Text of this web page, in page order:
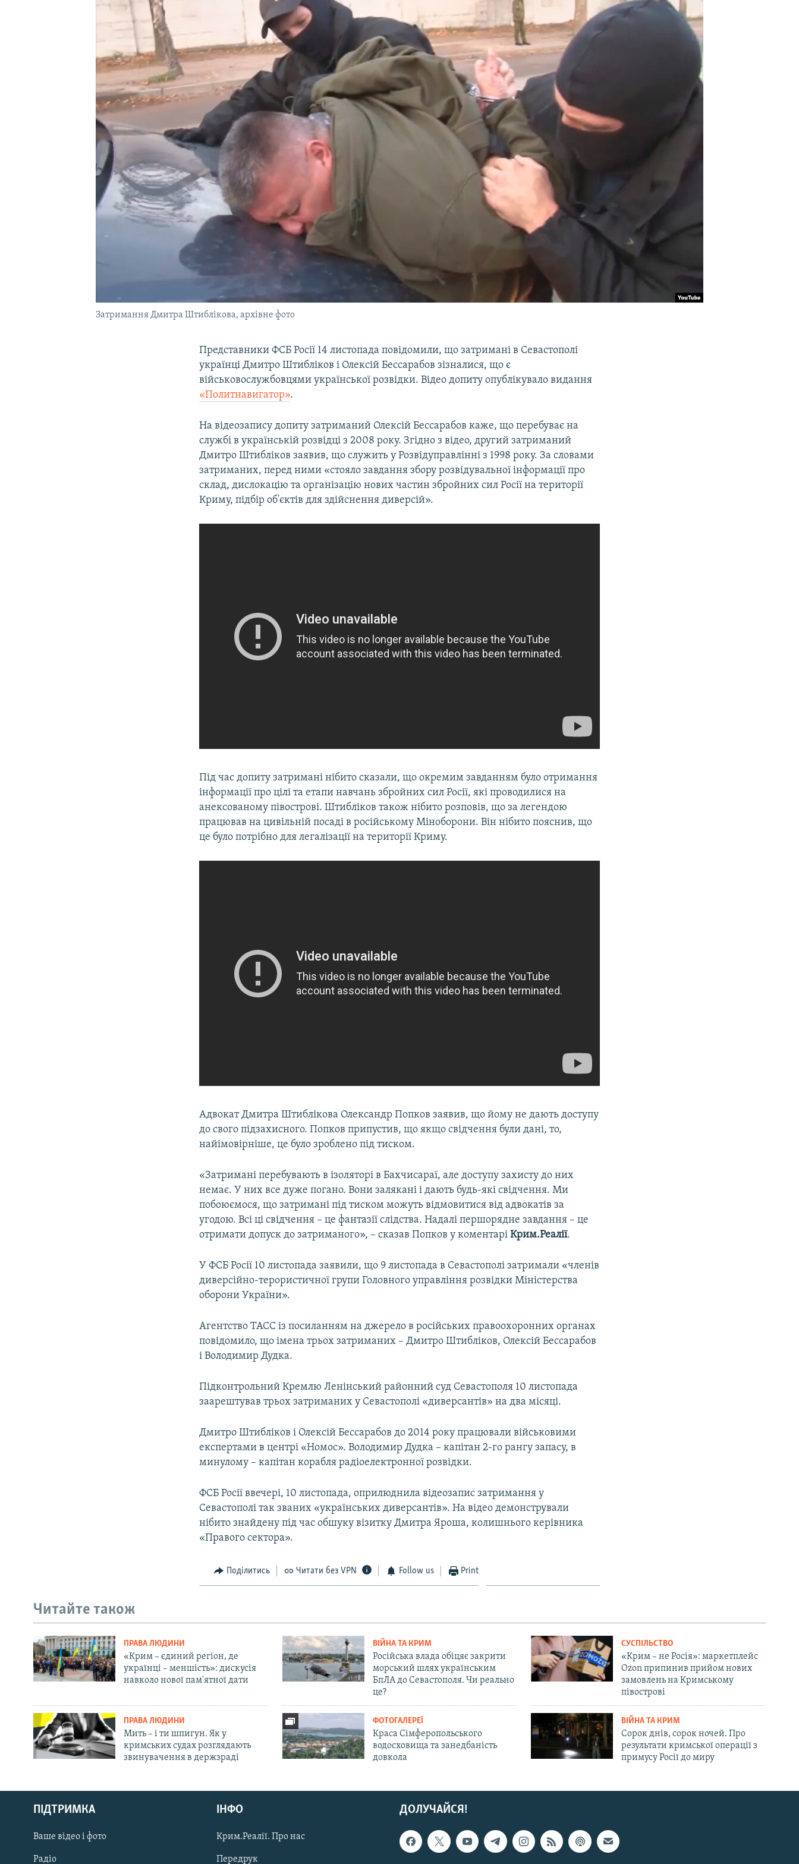
Русский
Qırımtatar
ДОЛУЧАЙСЯ!
Затримання Дмитра Штиблікова, архівне фото
Представники ФСБ Росії 14 листопада повідомили, що затримані в Севастополі
українці Дмитро Штибліков і Олексій Бессарабов зізналися, що є
військовослужбовцями української розвідки. Відео допиту опублікувало видання
«Политнавигатор».
На відеозапису допиту затриманий Олексій Бессарабов каже, що перебуває на
службі в українській розвідці з 2008 року. Згідно з відео, другий затриманий
Дмитро Штибліков заявив, що служить у Розвідуправлінні з 1998 року. За словами
затриманих, перед ними «стояло завдання збору розвідувальної інформації про
склад, дислокацію та організацію нових частин збройних сил Росії на території
Криму, підбір об'єктів для здійснення диверсій».
Під час допиту затримані нібито сказали, що окремим завданням було отримання
інформації про цілі та етапи навчань збройних сил Росії, які проводилися на
анексованому півострові. Штибліков також нібито розповів, що за легендою
працював на цивільній посаді в російському Міноборони. Він нібито пояснив, що
це було потрібно для легалізації на території Криму.
Адвокат Дмитра Штиблікова Олександр Попков заявив, що йому не дають доступу
до свого підзахисного. Попков припустив, що якщо свідчення були дані, то,
найімовірніше, це було зроблено під тиском.
«Затримані перебувають в ізоляторі в Бахчисараї, але доступу захисту до них
немає. У них все дуже погано. Вони залякані і дають будь-які свідчення. Ми
побоюємося, що затримані під тиском можуть відмовитися від адвокатів за
угодою. Всі ці свідчення – це фантазії слідства. Надалі першорядне завдання – це
отримати допуск до затриманого», – сказав Попков у коментаріКрим.Реалії.
У ФСБ Росії 10 листопада заявили, що 9 листопада в Севастополі затримали «членів
диверсійно-терористичної групи Головного управління розвідки Міністерства
оборони України».
Агентство ТАСС із посиланням на джерело в російських правоохоронних органах
повідомило, що імена трьох затриманих – Дмитро Штибліков, Олексій Бессарабов
і Володимир Дудка.
Підконтрольний Кремлю Ленінський районний суд Севастополя 10 листопада
заарештував трьох затриманих у Севастополі «диверсантів» на два місяці.
Дмитро Штибліков і Олексій Бессарабов до 2014 року працювали військовими
експертами в центрі «Номос». Володимир Дудка – капітан 2-го рангу запасу, в
минулому – капітан корабля радіоелектронної розвідки.
ФСБ Росії ввечері, 10 листопада, оприлюднила відеозапис затримання у
Севастополі так званих «українських диверсантів». На відео демонстрували
нібито знайдену під час обшуку візитку Дмитра Яроша, колишнього керівника
«Правого сектора».
Поділитись Читати без VPN Follow us Print
Читайте також
ПРАВА ЛЮДИНИ
«Крим – єдиний регіон, де
українці – меншість»: дискусія
навколо нової пам'ятної дати
ВІЙНА ТА КРИМ
Російська влада обіцяє закрити
морський шлях українським
БпЛА до Севастополя. Чи реально
це?
СУСПІЛЬСТВО
«Крим – не Росія»: маркетплейс
Ozon припинив прийом нових
замовлень на Кримському
півострові
ПРАВА ЛЮДИНИ
Мить – і ти шпигун. Як у
кримських судах розглядають
звинувачення в держзраді
ФОТОГАЛЕРЕЇ
Краса Сімферопольського
водосховища та занедбаність
довкола
ВІЙНА ТА КРИМ
Сорок днів, сорок ночей. Про
результати кримської операції з
примусу Росії до миру
ДОЛУЧАЙСЯ!
ПІДТРИМКА
Ваше відео і фото
Радіо
ІНФО
Крим.Реалії. Про нас
Передрук